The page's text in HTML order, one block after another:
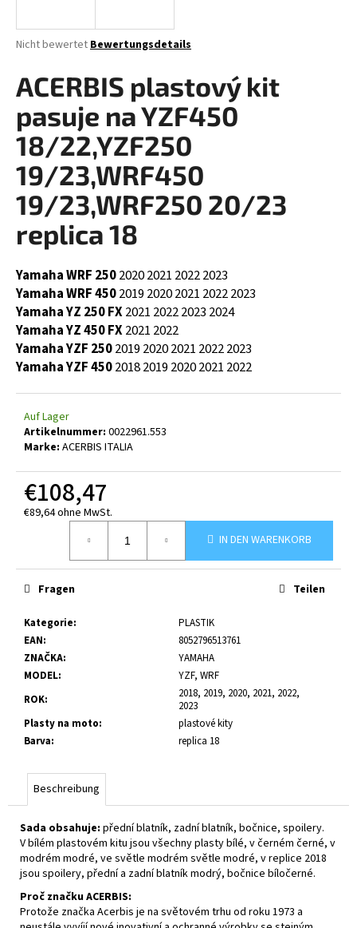
Die
Produktbewertung
ist
von
5
Sternen.
Nicht bewertetBewertungsdetails
ACERBIS plastový kit
pasuje na YZF450
18/22,YZF250
19/23,WRF450
19/23,WRF250 20/23
replica 18
Yamaha WRF 25020202021 20222023
Yamaha WRF 4502019 20202021 20222023
Yamaha YZ 250 FX2021 20222023 2024
Yamaha YZ 450 FX2021 2022
Yamaha YZF 2502019 20202021 20222023
Yamaha YZF 45020182019 20202021 2022
Auf Lager
Artikelnummer: 0022961.553
Marke: ACERBIS ITALIA
€108,47
€89,64 ohne MwSt.
Verkaufspreis:
IN DEN WARENKORB
Kategorie:
PLASTIK
EAN:
8052796513761
ZNAČKA:
YAMAHA
MODEL:
YZF, WRF
ROK:
2018, 2019, 2020, 2021, 2022,
2023
Plasty na moto:
plastové kity
Barva: replica 18
Fragen Teilen
Beschreibung
Sada obsahuje: přední blatník, zadní blatník, bočnice, spoilery.
V bílém plastovém kitu jsou všechny plasty bílé, v černém černé, v
modrém modré, ve světle modrém světle modré, v replice 2018
jsou spoilery, přední a zadní blatník modrý, bočnice bíločerné.
Proč značku ACERBIS:
Protože značka Acerbis je na světovém trhu od roku 1973 a
W
i
r
e
m
p
f
h
l
e
n